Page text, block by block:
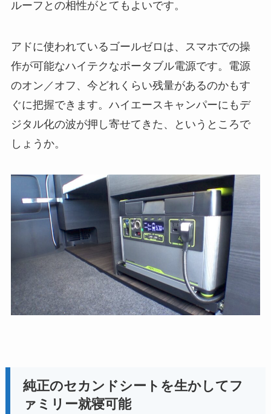
ルーフとの相性がとてもよいです。
アドに使われているゴールゼロは、スマホでの操
作が可能なハイテクなポータブル電源です。電源
のオン／オフ、今どれくらい残量があるのかもす
ぐに把握できます。ハイエースキャンパーにもデ
ジタル化の波が押し寄せてきた、というところで
しょうか。
純正のセカンドシートを生かしてフ
ァミリー就寝可能